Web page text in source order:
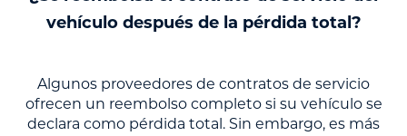
vehículo después de la pérdida total?
Algunos proveedores de contratos de servicio
ofrecen un reembolso completo si su vehículo se
declara como pérdida total. Sin embargo, es más